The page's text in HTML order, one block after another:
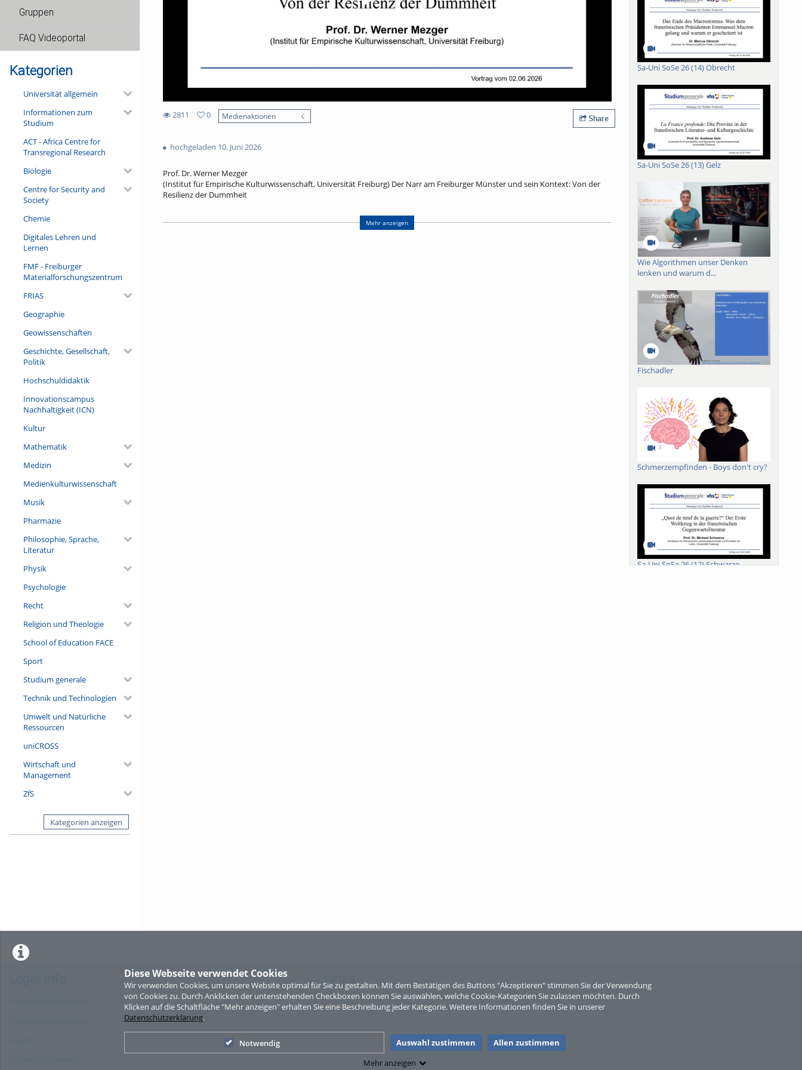
Diese Webseite verwendet Cookies
Wir verwenden Cookies, um unsere Website optimal für Sie zu gestalten. Mit dem Bestätigen des Buttons "Akzeptieren" stimmen Sie der Verwendung
von Cookies zu. Durch Anklicken der untenstehenden Checkboxen können Sie auswählen, welche Cookie-Kategorien Sie zulassen möchten. Durch
Klicken auf die Schaltfläche "Mehr anzeigen" erhalten Sie eine Beschreibung jeder Kategorie. Weitere Informationen finden Sie in unserer
Datenschutzerklärung.
Notwendig Auswahl zustimmen
Allen zustimmen
Mehr anzeigen
Gruppen
FAQ Videoportal
Kategorien
Universität allgemein
Informationen zum
Studium
ACT - Africa Centre for
Transregional Research
Biologie
Centre for Security and
Society
Chemie
Digitales Lehren und
Lernen
FMF - Freiburger
Materialforschungszentrum
FRIAS
Geographie
Geowissenschaften
Geschichte, Gesellschaft,
Politik
Hochschuldidaktik
Innovationscampus
Nachhaltigkeit (ICN)
Kultur
Mathematik
Medizin
Medienkulturwissenschaft
Musik
Pharmazie
Philosophie, Sprache,
Literatur
Physik
Psychologie
Recht
Religion und Theologie
School of Education FACE
Sport
Studium generale
Technik und Technologien
Umwelt und Natürliche
Ressourcen
uniCROSS
Wirtschaft und
Management
ZfS
Kategorien anzeigen
2811
views
0
Medienaktionen Share
hochgeladen 10. Juni 2026
Prof. Dr. Werner Mezger
(Institut für Empirische Kulturwissenschaft, Universität Freiburg) Der Narr am Freiburger Münster und sein Kontext: Von der
Resilienz der Dummheit
allerdings wenig zu tun. Vielmehr ist er steinerner Zeuge jener Konjunktur der Narrenidee, die 1494 mit Sebastian Brants
Narrenschiff begann, 1511 durch das Lob der Torheit des Erasmus von Rotterdam eine geniale ironische Brechung erfuhr und
Mehr anzeigen
Sa-Uni SoSe 26 (14) Obrecht
Sa-Uni SoSe 26 (13) Gelz
Wie Algorithmen unser Denken
lenken und warum d...
Fischadler
Schmerzempfinden - Boys don't cry?
Sa-Uni SoSe 26 (12) Schwarze
Sperber
Links
Sitemap